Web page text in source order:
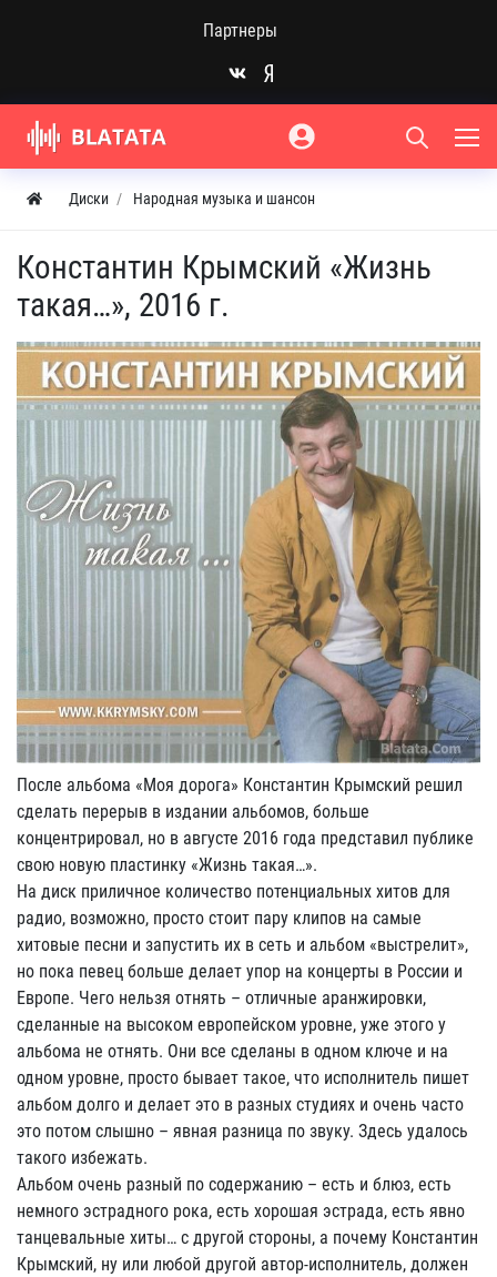
Партнеры
Диски Народная музыка и шансон
Константин Крымский «Жизнь
такая…», 2016 г.
После альбома «Моя дорога» Константин Крымский решил
сделать перерыв в издании альбомов, больше
концентрировал, но в августе 2016 года представил публике
свою новую пластинку «Жизнь такая…».
На диск приличное количество потенциальных хитов для
радио, возможно, просто стоит пару клипов на самые
хитовые песни и запустить их в сеть и альбом «выстрелит»,
но пока певец больше делает упор на концерты в России и
Европе. Чего нельзя отнять – отличные аранжировки,
сделанные на высоком европейском уровне, уже этого у
альбома не отнять. Они все сделаны в одном ключе и на
одном уровне, просто бывает такое, что исполнитель пишет
альбом долго и делает это в разных студиях и очень часто
это потом слышно – явная разница по звуку. Здесь удалось
такого избежать.
Альбом очень разный по содержанию – есть и блюз, есть
немного эстрадного рока, есть хорошая эстрада, есть явно
танцевальные хиты… с другой стороны, а почему Константин
Крымский, ну или любой другой автор-исполнитель, должен